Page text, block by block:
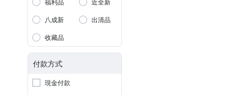
八成新
出清品
收藏品
付款方式
現金付款